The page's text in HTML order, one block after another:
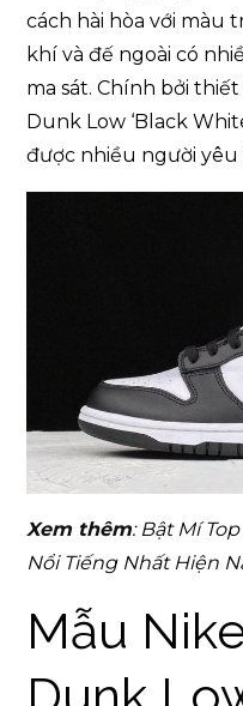
cách hài hòa với màu
khí và đế ngoài có
ma sát. Chính bởi
Dunk Low ‘Black
được nhiều người yêu
Xem thêm: Bật Mí
Nổi Tiếng Nhất Hiện
Mẫu